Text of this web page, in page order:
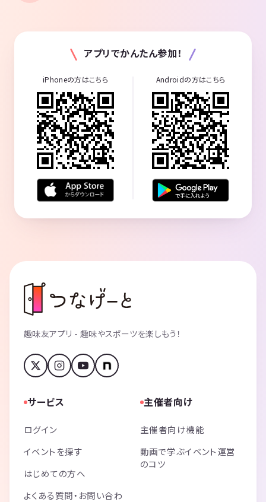
アプリでかんたん参加！
iPhoneの方はこちら Androidの方はこちら
趣味友アプリ - 趣味やスポーツを楽しもう！
サービス
ログイン
イベントを探す
はじめての方へ
よくある質問・お問い合わ
主催者向け
主催者向け機能
動画で学ぶイベント運営
のコツ